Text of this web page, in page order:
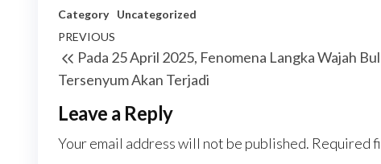
Category Uncategorized
Post
navigation
Previous
Post
PREVIOUS
Pada 25 April 2025, Fenomena Langka Wajah
Tersenyum Akan Terjadi
Leave a Reply
Your email address will not be published. Required